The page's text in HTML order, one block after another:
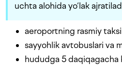
uchta alohida yo‘lak
aeroportning rasmiy
sayyohlik avtobuslari va
hududga 5 daqiqagacha